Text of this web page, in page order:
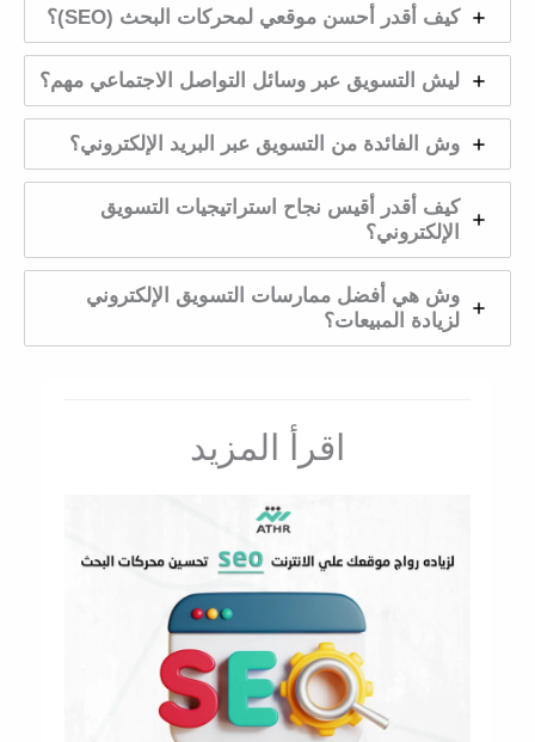
كيف أقدر أحسن موقعي لمحركات البحث (SEO)؟
ليش التسويق عبر وسائل التواصل الاجتماعي مهم؟
وش الفائدة من التسويق عبر البريد الإلكتروني؟
كيف أقدر أقيس نجاح استراتيجيات التسويق
الإلكتروني؟
وش هي أفضل ممارسات التسويق الإلكتروني
لزيادة المبيعات؟
اقرأ المزيد